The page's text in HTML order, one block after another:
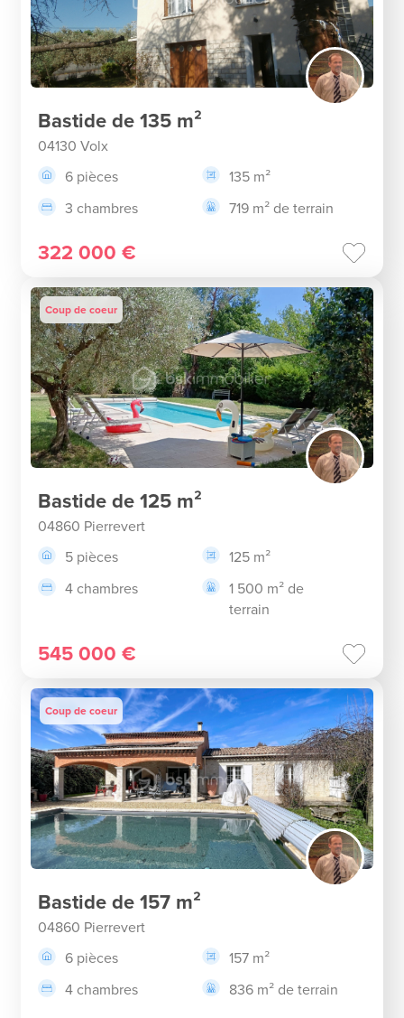
Bastide de 135 m²
04130 Volx
6 pièces
135 m²
3 chambres
719 m² de terrain
322 000 €
Coup de coeur
Bastide de 125 m²
04860 Pierrevert
5 pièces
125 m²
4 chambres
1 500 m² de
terrain
545 000 €
Coup de coeur
Bastide de 157 m²
04860 Pierrevert
6 pièces
157 m²
4 chambres
836 m² de terrain